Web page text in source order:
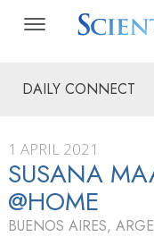
DAILY CONNECT
1 APRIL 2021
SUSANA
@HOME
BUENOS AIRES,